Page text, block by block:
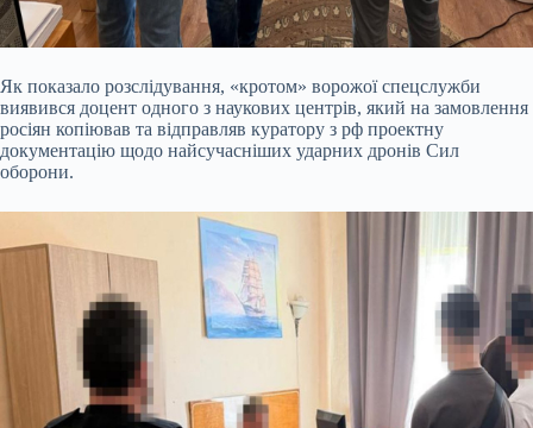
Як показало розслідування, «кротом» ворожої спецслужби
виявився доцент одного з наукових центрів, який на замовлення
росіян копіював та відправляв куратору з рф проектну
документацію щодо найсучасніших ударних дронів Сил
оборони.